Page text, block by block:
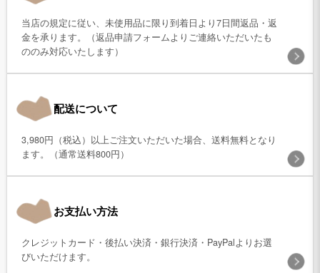
当店の規定に従い、未使用品に限り到着日より7日間返品・返
金を承ります。（返品申請フォームよりご連絡いただいたも
ののみ対応いたします）
配送について
3,980円（税込）以上ご注文いただいた場合、送料無料となり
ます。（通常送料800円）
お支払い方法
クレジットカード・後払い決済・銀行決済・PayPalよりお選
びいただけます。